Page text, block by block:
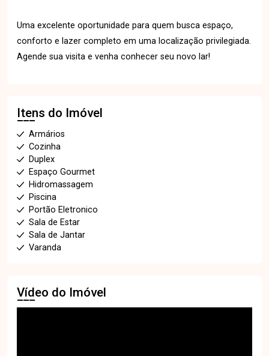
Uma excelente oportunidade para quem busca espaço,
conforto e lazer completo em uma localização privilegiada.
Agende sua visita e venha conhecer seu novo lar!
Itens do Imóvel
Armários
Cozinha
Duplex
Espaço Gourmet
Hidromassagem
Piscina
Portão Eletronico
Sala de Estar
Sala de Jantar
Varanda
Vídeo do Imóvel